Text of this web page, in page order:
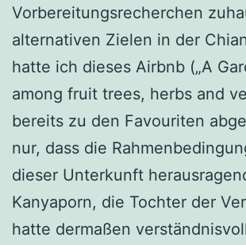
Vorbereitungsrecherchen
alternativen Zielen in der
hatte ich dieses Airbnb („A
among fruit trees, herbs and
bereits zu den Favouriten
nur, dass die
dieser Unterkunft
Kanyaporn, die Tochter der
hatte dermaßen